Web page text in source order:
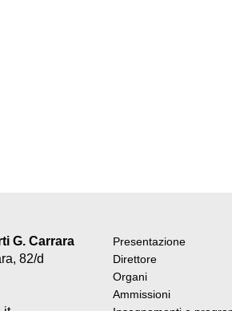
G. Carrara
82/d
Presentazione
Direttore
Organi
Ammissioni